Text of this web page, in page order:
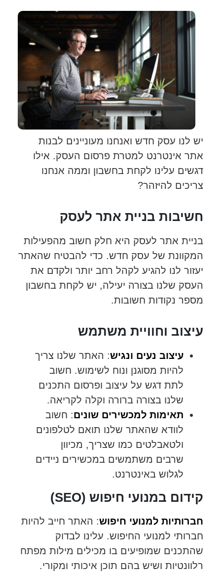
יש לנו עסק חדש ואנחנו מעוניינים לבנות
אתר אינטרנט למטרת פרסום העסק. אילו
דגשים עלינו לקחת בחשבון וממה אנחנו
צריכים להיזהר?
חשיבות בניית אתר לעסק
בניית אתר לעסק היא חלק חשוב מהפעילות
המקוונת של עסק חדש. כדי להבטיח שהאתר
יעזור לנו להגיע לקהל רחב יותר ולקדם את
העסק שלנו בצורה יעילה, יש לקחת בחשבון
מספר נקודות חשובות.
עיצוב וחוויית משתמש
עיצוב נעים ונגיש: האתר שלנו צריך
להיות מסוגנן ונוח לשימוש. חשוב
לתת דגש על עיצוב ופרסום התכנים
שלנו בצורה ברורה וקלה לקריאה.
תאימות למכשירים שונים: חשוב
לוודא שהאתר שלנו תואם לטלפונים
ולטאבלטים כמו שצריך, מכיוון
שרבים משתמשים במכשירים ניידים
לגלוש באינטרנט.
קידום במנועי חיפוש (SEO)
חברותיות למנועי חיפוש: האתר חייב להיות
חברותי למנועי החיפוש. עלינו לבדוק
שהתכנים שמופיעים בו מכילים מילות מפתח
רלוונטיות ושיש בהם תוכן איכותי ומקורי.